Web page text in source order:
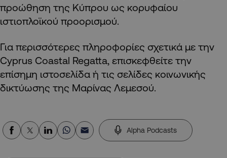
προώθηση της Κύπρου ως κορυφαίου
ιστιοπλοϊκού προορισμού.
Για περισσότερες πληροφορίες σχετικά με την
Cyprus Coastal Regatta, επισκεφθείτε την
επίσημη ιστοσελίδα ή τις σελίδες κοινωνικής
δικτύωσης της Μαρίνας Λεμεσού.
Alpha Podcasts